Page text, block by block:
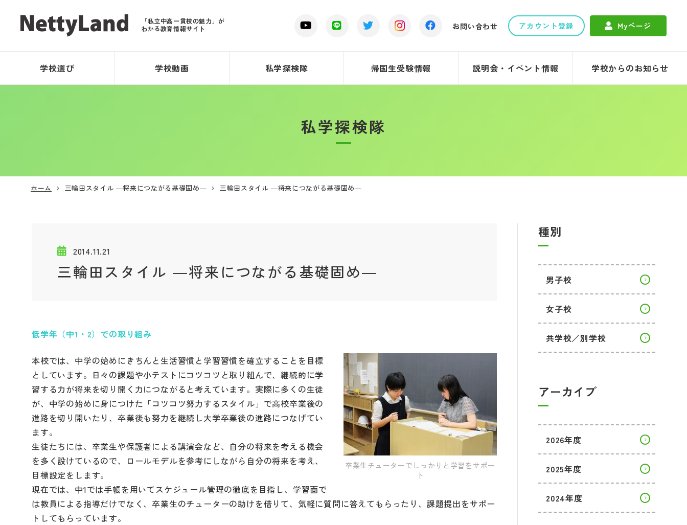
「私立中高一貫校の魅力」が
わかる教育情報サイト
お問い合わせ アカウント登録 Myページ
学校選び 学校動画 私学探検隊 帰国生受験情報 説明会・イベント情報 学校からのお知らせ
私学探検隊
ホーム 三輪田スタイル ―将来につながる基礎固め― 三輪田スタイル ―将来につながる基礎固め―
2014.11.21
三輪田スタイル ―将来につながる基礎固め―
低学年（中1・2）での取り組み
卒業生チューターでしっかりと学習をサポー
ト
本校では、中学の始めにきちんと生活習慣と学習習慣を確立することを目標
としています。日々の課題や小テストにコツコツと取り組んで、継続的に学
習する力が将来を切り開く力につながると考えています。実際に多くの生徒
が、中学の始めに身につけた「コツコツ努力するスタイル」で高校卒業後の
進路を切り開いたり、卒業後も努力を継続し大学卒業後の進路につなげてい
ます。
生徒たちには、卒業生や保護者による講演会など、自分の将来を考える機会
を多く設けているので、ロールモデルを参考にしながら自分の将来を考え、
目標設定をします。
現在では、中1では手帳を用いてスケジュール管理の徹底を目指し、学習面で
は教員による指導だけでなく、卒業生のチューターの助けを借りて、気軽に質問に答えてもらったり、課題提出をサポー
トしてもらっています。
種別
男子校
女子校
共学校／別学校
アーカイブ
2026年度
2025年度
2024年度